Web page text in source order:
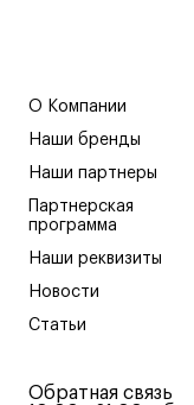
О Компании
Наши бренды
Наши партнеры
Партнерская
программа
Наши реквизиты
Новости
Статьи
Обратная связь